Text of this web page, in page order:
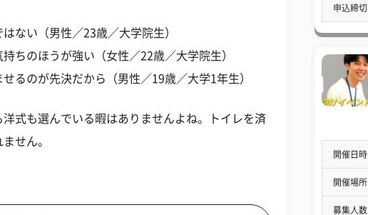
ない（男性／23歳／大学院生）
ちのほうが強い（女性／22歳／大学院生）
るのが先決だから（男性／19歳／大学1年生）
式も選んでいる暇はありませんよね。トイレを済
せん。
申込締切
開催日時
開催場所
募集人数